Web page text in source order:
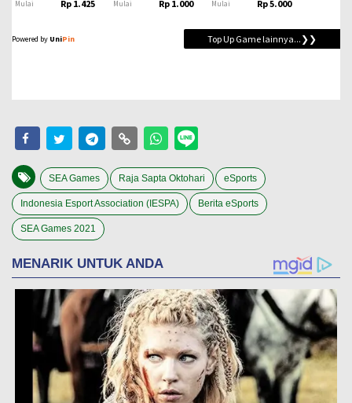
SEA Games Raja Sapta Oktohari eSports
Indonesia Esport Association (IESPA) Berita eSports
SEA Games 2021